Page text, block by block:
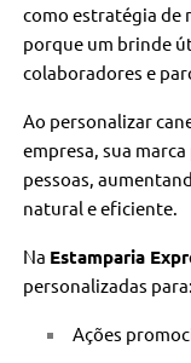
como estratégia de
porque um brinde
colaboradores e
Ao personalizar
empresa, sua
pessoas,
natural e eficiente.
Na Estamparia
personalizadas para:
Ações